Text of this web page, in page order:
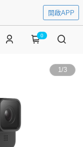
開啟APP
0
1/3